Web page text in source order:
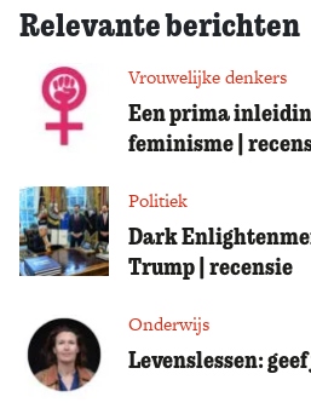
Relevante berichten
Vrouwelijke denkers
Een prima
feminisme |
Politiek
Dark
Trump | recensie
Onderwijs
Levenslessen: